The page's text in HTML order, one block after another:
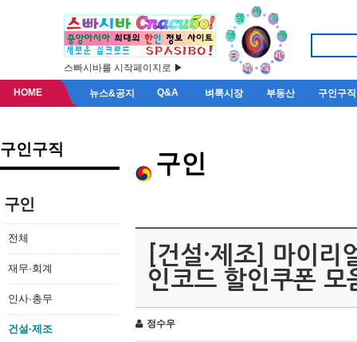
스빠시바를 시작페이지로 ▶
HOME 뉴스&공지 Q&A 벼룩시장 부동산 구인구직
구인구직
구인
전체
재무·회계
인사·총무
건설·제조
구인
[건설·제조] 마이
인코드 할인쿠폰 모
정수우